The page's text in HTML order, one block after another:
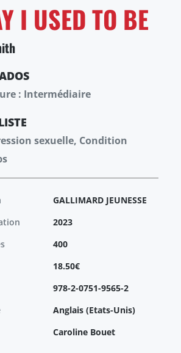
I USED TO BE
: Intermédiaire
sexuelle, Condition
GALLIMARD JEUNESSE
2023
400
18.50€
978-2-0751-9565-2
Anglais (Etats-Unis)
Caroline Bouet